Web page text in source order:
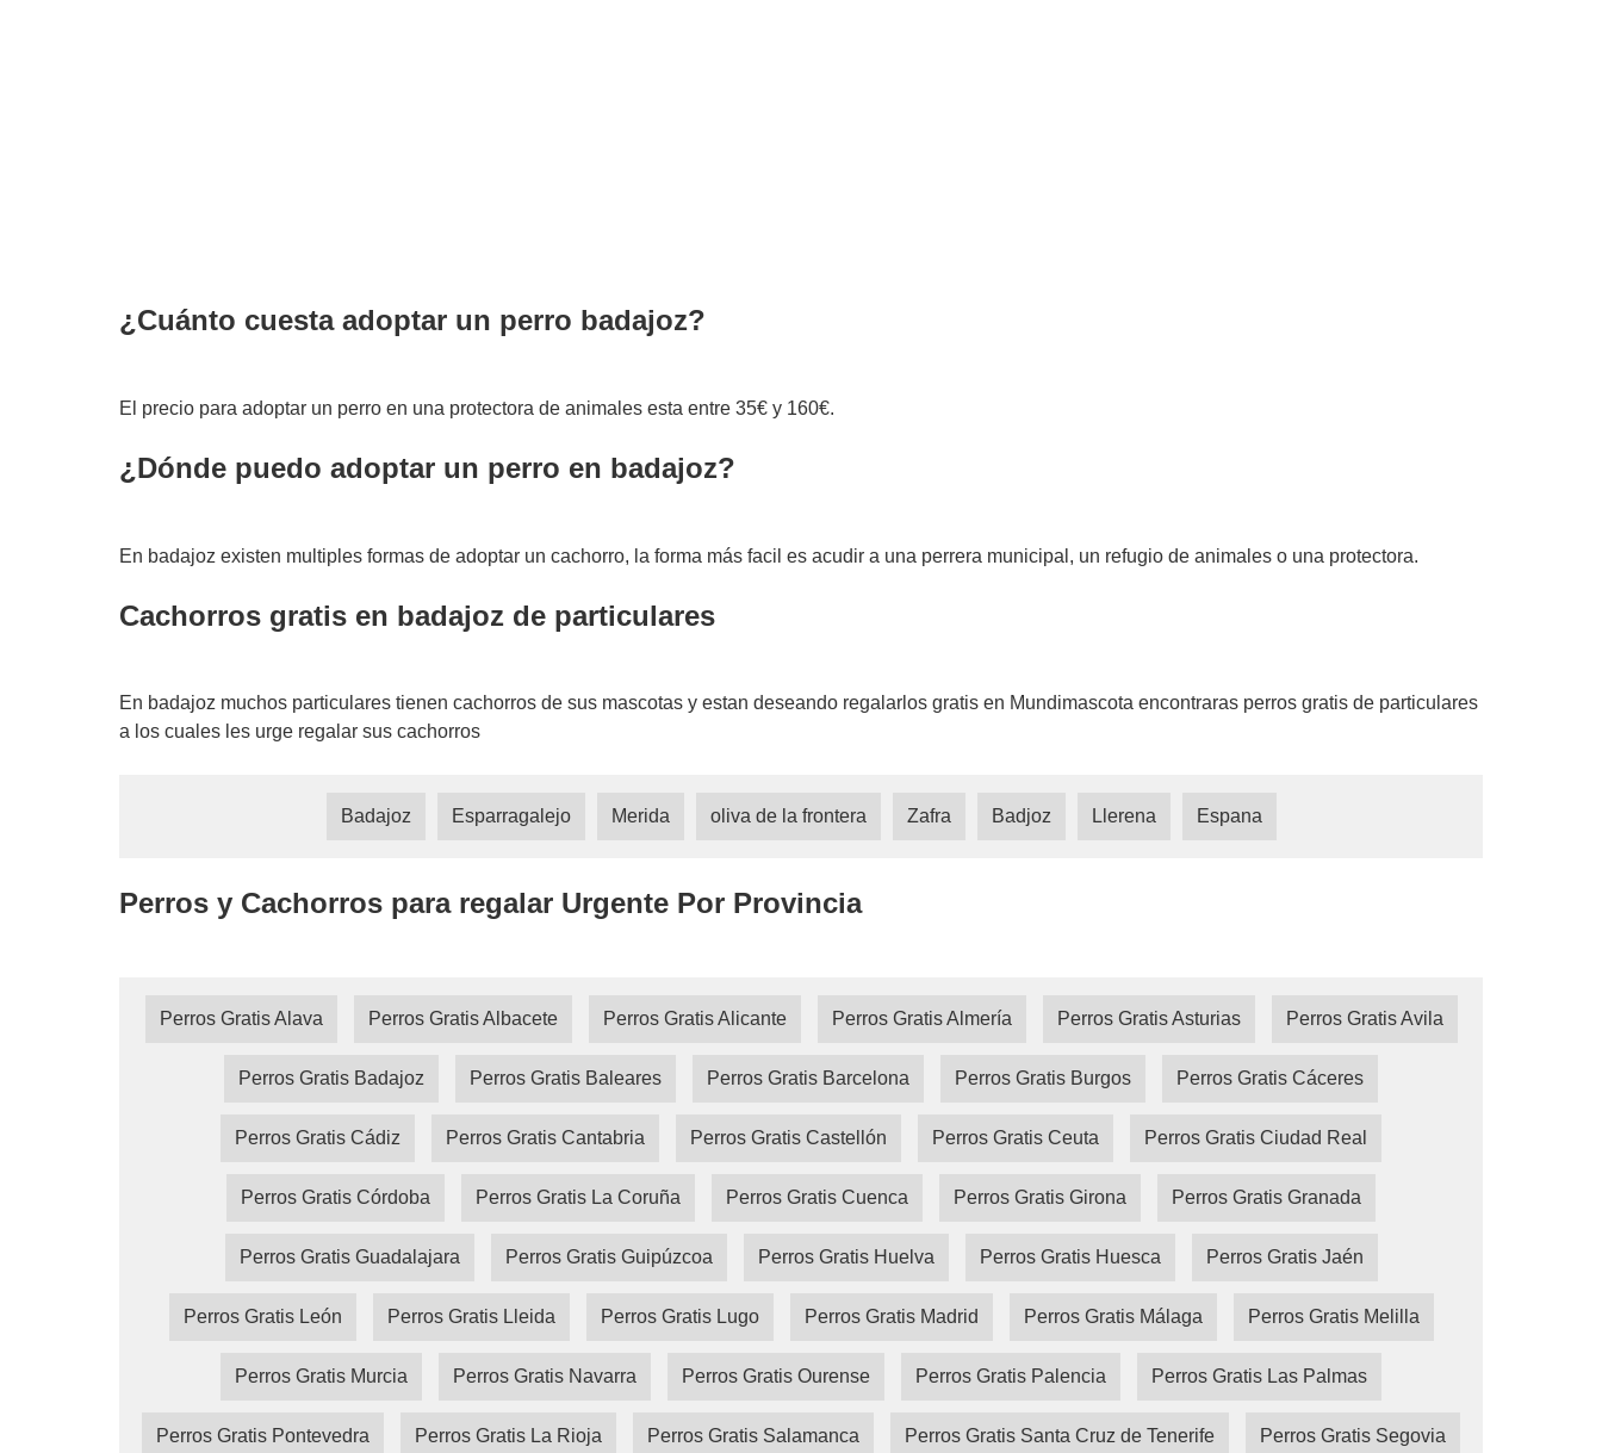
¿Cuánto cuesta adoptar un perro badajoz?
El precio para adoptar un perro en una protectora de animales esta entre 35€ y 160€.
¿Dónde puedo adoptar un perro en badajoz?
En badajoz existen multiples formas de adoptar un cachorro, la forma más facil es acudir a una perrera municipal, un refugio de animales o una protectora.
Cachorros gratis en badajoz de particulares
En badajoz muchos particulares tienen cachorros de sus mascotas y estan deseando regalarlos gratis en Mundimascota encontraras perros gratis de particulares
a los cuales les urge regalar sus cachorros
Badajoz Esparragalejo Merida oliva de la frontera Zafra Badjoz Llerena Espana
Perros y Cachorros para regalar Urgente Por Provincia
Perros Gratis Alava Perros Gratis Albacete Perros Gratis Alicante Perros Gratis Almería Perros Gratis Asturias Perros Gratis Avila
Perros Gratis Badajoz Perros Gratis Baleares Perros Gratis Barcelona Perros Gratis Burgos Perros Gratis Cáceres
Perros Gratis Cádiz Perros Gratis Cantabria Perros Gratis Castellón Perros Gratis Ceuta Perros Gratis Ciudad Real
Perros Gratis Córdoba Perros Gratis La Coruña Perros Gratis Cuenca Perros Gratis Girona Perros Gratis Granada
Perros Gratis Guadalajara Perros Gratis Guipúzcoa Perros Gratis Huelva Perros Gratis Huesca Perros Gratis Jaén
Perros Gratis León Perros Gratis Lleida Perros Gratis Lugo Perros Gratis Madrid Perros Gratis Málaga Perros Gratis Melilla
Perros Gratis Murcia Perros Gratis Navarra Perros Gratis Ourense Perros Gratis Palencia Perros Gratis Las Palmas
Perros Gratis Pontevedra Perros Gratis La Rioja Perros Gratis Salamanca Perros Gratis Santa Cruz de Tenerife Perros Gratis Segovia